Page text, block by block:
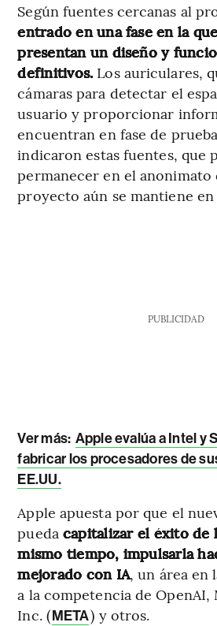
Según fuentes cercanas al
entrado en una fase en la
presentan un diseño y
definitivos. Los auriculares,
cámaras para detectar el
usuario y proporcionar
encuentran en fase de
indicaron estas fuentes, que
permanecer en el anonimato
proyecto aún se mantiene
PUBLICIDAD
Ver más: Apple evalúa a Intel y
fabricar los procesadores de
EE.UU.
Apple apuesta por que el
pueda capitalizar el éxito de
mismo tiempo, impulsarla
mejorado con IA, un área en
a la competencia de OpenAI,
Inc. (META) y otros.